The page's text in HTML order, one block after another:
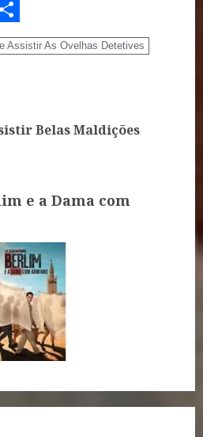
Assistir As Ovelhas Detetives
Belas Maldições
e a Dama com